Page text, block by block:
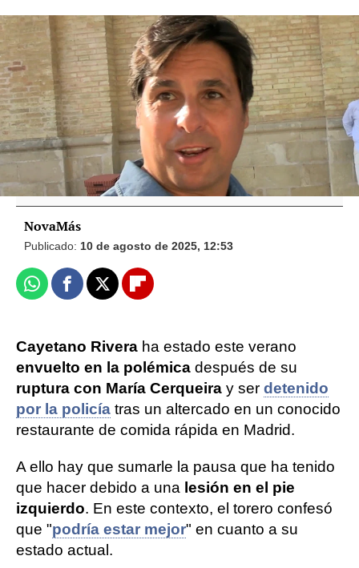
Europa Press
La extraña foto con la que ha reaparecido
Cayetano Rivera en redes sociales:
tapándose la cara tras su polémica
NovaMás
Publicado: 10 de agosto de 2025, 12:53
WhatsappFacebook
X Flipboard
Cayetano Rivera ha estado este verano
envuelto en la polémica después de su
ruptura con María Cerqueira y ser detenido
por la policía tras un altercado en un conocido
restaurante de comida rápida en Madrid.
A ello hay que sumarle la pausa que ha tenido
que hacer debido a una lesión en el pie
izquierdo. En este contexto, el torero confesó
que "podría estar mejor" en cuanto a su
estado actual.